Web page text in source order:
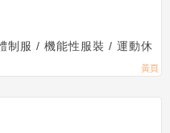
制服 / 機能性服裝 / 運動休